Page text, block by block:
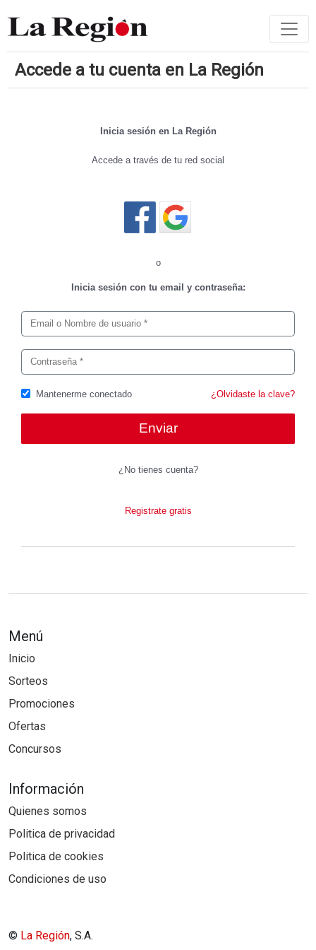
Accede a tu cuenta en La Región
Inicia sesión en La Región
Accede a través de tu red social
Cerrar sesión
o
Inicia sesión con tu email y contraseña:
¿Olvidaste la clave?
Mantenerme conectado
¿No tienes cuenta?
Registrate gratis
Menú
Inicio
Sorteos
Promociones
Ofertas
Concursos
Información
Quienes somos
Politica de privacidad
Politica de cookies
Condiciones de uso
© La Región, S.A.